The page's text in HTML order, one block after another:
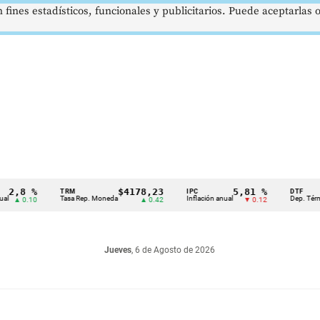
% TRM
Tasa Rep. Moneda
$4178,23
▲ 0.42
IPC
Inflación anual
5,81 %
▼ 0.12
DTF
Dep. Término
Jueves, 6 de Agosto de 2026
estadísticos, funcionales y publicitarios. Puede aceptarlas